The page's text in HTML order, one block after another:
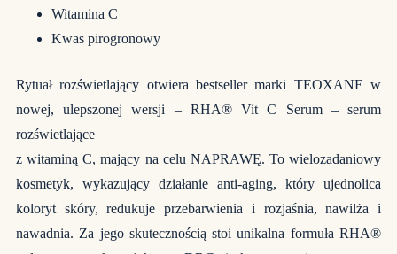
Witamina C
Kwas pirogronowy
Rytuał rozświetlający otwiera bestseller marki TEOXANE w
nowej, ulepszonej wersji – RHA® Vit C Serum – serum
rozświetlające
z witaminą C, mający na celu NAPRAWĘ. To wielozadaniowy
kosmetyk, wykazujący działanie anti-aging, który ujednolica
koloryt skóry, redukuje przebarwienia i rozjaśnia, nawilża i
nawadnia. Za jego skutecznością stoi unikalna formuła RHA®